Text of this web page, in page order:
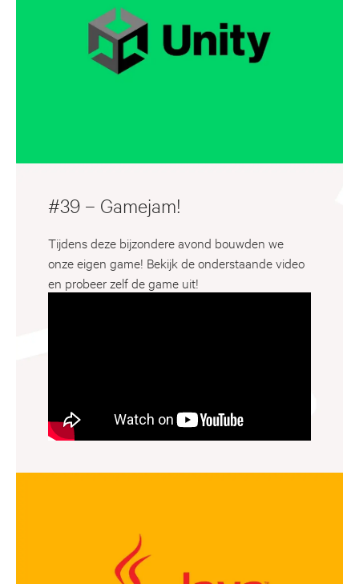
#39 – Gamejam!
Tijdens deze bijzondere avond bouwden we
onze eigen game! Bekijk de onderstaande video
en probeer zelf de game uit!